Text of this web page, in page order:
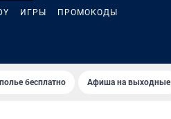
ИГРЫ ПРОМОКОДЫ
бесплатно Афиша на выходные